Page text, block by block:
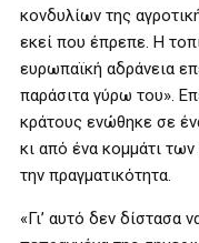
κονδυλίων της
εκεί που έπρεπε. Η
ευρωπαϊκή αδράνεια
παράσιτα γύρω του».
κράτους ενώθηκε σε
κι από ένα κομμάτι
την πραγματικότητα.
«Γι’ αυτό δεν δίστασα